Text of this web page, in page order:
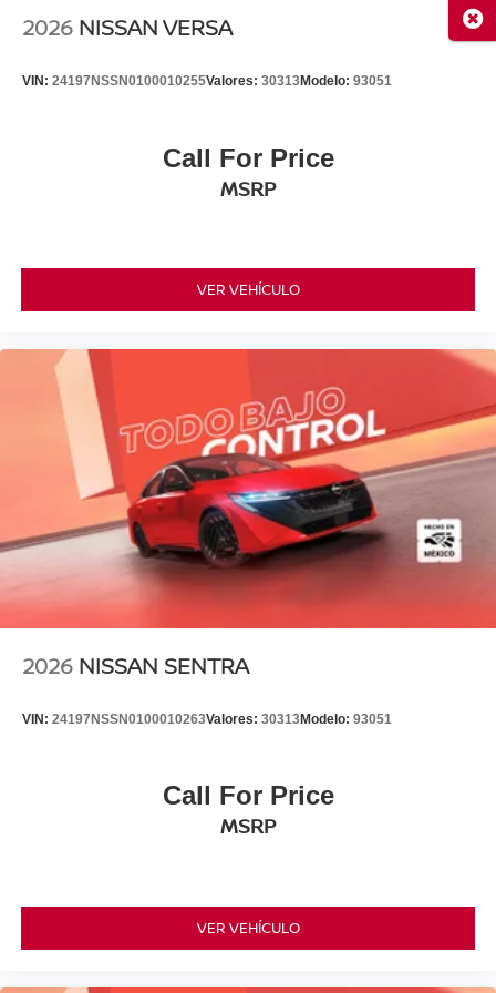
2026 NISSAN VERSA
VIN: 24197NSSN0100010255Valores: 30313Modelo: 93051
Call For Price
MSRP
VER VEHÍCULO
2026 NISSAN SENTRA
VIN: 24197NSSN0100010263Valores: 30313Modelo: 93051
Call For Price
MSRP
VER VEHÍCULO